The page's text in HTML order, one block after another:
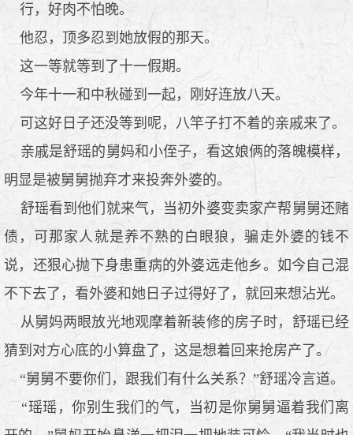
行，好肉不怕晚。
他忍，顶多忍到她放假的那天。
这一等就等到了十一假期。
今年十一和中秋碰到一起，刚好连放八天。
可这好日子还没等到呢，八竿子打不着的亲戚来了。
亲戚是舒瑶的舅妈和小侄子，看这娘俩的落魄模样，
明显是被舅舅抛弃才来投奔外婆的。
舒瑶看到他们就来气，当初外婆变卖家产帮舅舅还赌
债，可那家人就是养不熟的白眼狼，骗走外婆的钱不
说，还狠心抛下身患重病的外婆远走他乡。如今自己混
不下去了，看外婆和她日子过得好了，就回来想沾光。
从舅妈两眼放光地观摩着新装修的房子时，舒瑶已经
猜到对方心底的小算盘了，这是想着回来抢房产了。
“舅舅不要你们，跟我们有什么关系？”舒瑶冷言道。
“瑶瑶，你别生我们的气，当初是你舅舅逼着我们离